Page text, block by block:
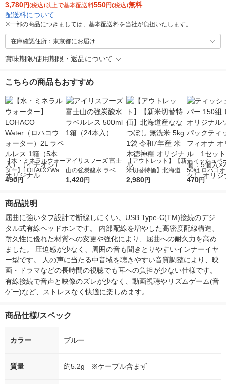
3,780円(税込)以上で基本配送料550円(税込)無料
配送料について
※一部の商品につきましては、基本配送料を当社が負担いたします。
在庫確認住所：東京都にお届け
賞味期限/使用期限・返品について
こちらの商品もおすすめ
【水・ミネラルウォー
ター】LOHACO Wate
r（ロハコウォータ
シ） オリジナル
490円
アイリスフーズ 富士
山の強炭酸水 ラベル
レス 500ml 1箱（24
1,420円
【アウトレット】【新
米切替特価】北海道産
ななつぼし 無洗米 5k
2,980円
ティッシュペ
50組 ロハコ
ルソフトパッ
オリジナル
470円
商品説明
屈曲に強いタフ設計で断線しにくい。USB Type-C(TM)接続のデジ
タル式有線ヘッドホンです。 内部配線を増やした高密度配線構造、
耐久性に優れた材質への変更や強化により、屈曲への耐久力を高め
ました。 圧迫感が少なく、周囲の音も聞きとりやすいインナーイヤ
ー型です。 人の声に当たる中音域を聴きやすい音質調整により、映
画・ドラマなどの長時間の視聴でも耳への負担が少ない仕様です。
有線接続で音声と映像のズレが少なく、動画視聴やリズムゲーム(音
ゲー)など、ストレスなく快適に楽しめます。
商品仕様/スペック
カラー ブルー
質量 約5.2g ※ケーブル含まず